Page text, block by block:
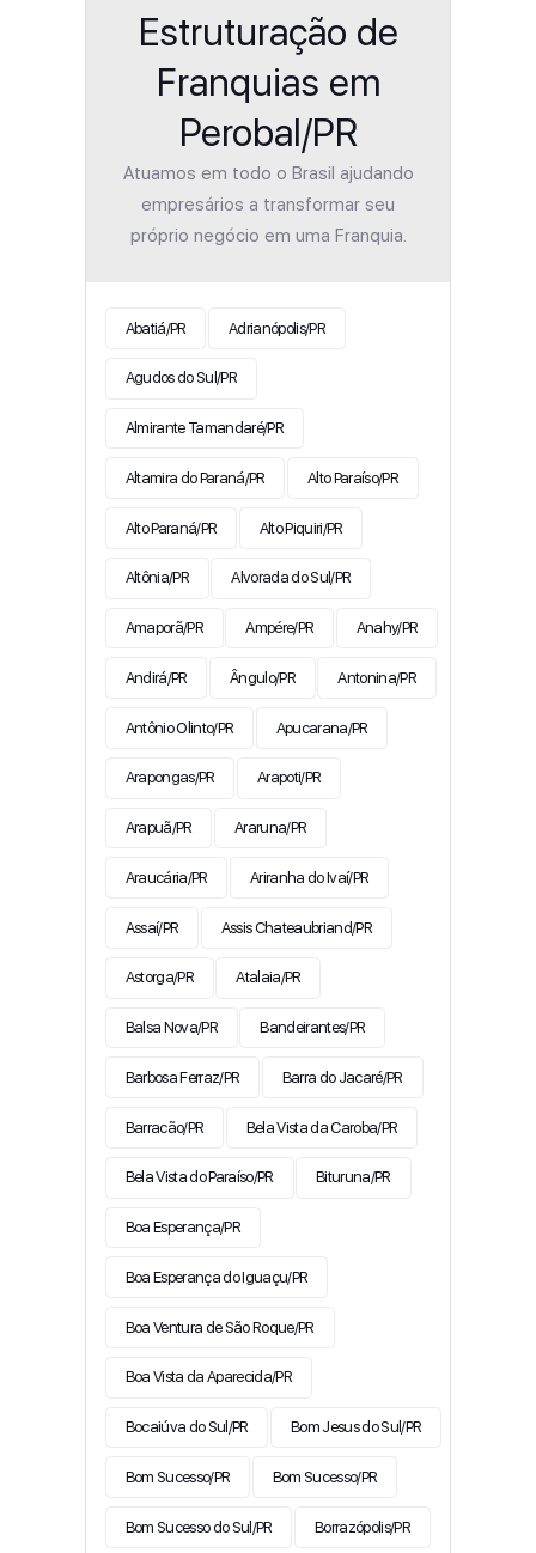
Estruturação de
Franquias em
Perobal/PR
Atuamos em todo o Brasil ajudando
empresários a transformar seu
próprio negócio em uma Franquia.
Abatiá/PR Adrianópolis/PR
Agudos do Sul/PR
Almirante Tamandaré/PR
Altamira do Paraná/PR Alto Paraíso/PR
Alto Paraná/PR Alto Piquiri/PR
Altônia/PR Alvorada do Sul/PR
Amaporã/PR Ampére/PR Anahy/PR
Andirá/PR Ângulo/PR Antonina/PR
Antônio Olinto/PR Apucarana/PR
Arapongas/PR Arapoti/PR
Arapuã/PR Araruna/PR
Araucária/PR Ariranha do Ivaí/PR
Assaí/PR Assis Chateaubriand/PR
Astorga/PR Atalaia/PR
Balsa Nova/PR Bandeirantes/PR
Barbosa Ferraz/PR Barra do Jacaré/PR
Barracão/PR Bela Vista da Caroba/PR
Bela Vista do Paraíso/PR Bituruna/PR
Boa Esperança/PR
Boa Esperança do Iguaçu/PR
Boa Ventura de São Roque/PR
Boa Vista da Aparecida/PR
Bocaiúva do Sul/PR Bom Jesus do Sul/PR
Bom Sucesso/PR Bom Sucesso/PR
Bom Sucesso do Sul/PR Borrazópolis/PR